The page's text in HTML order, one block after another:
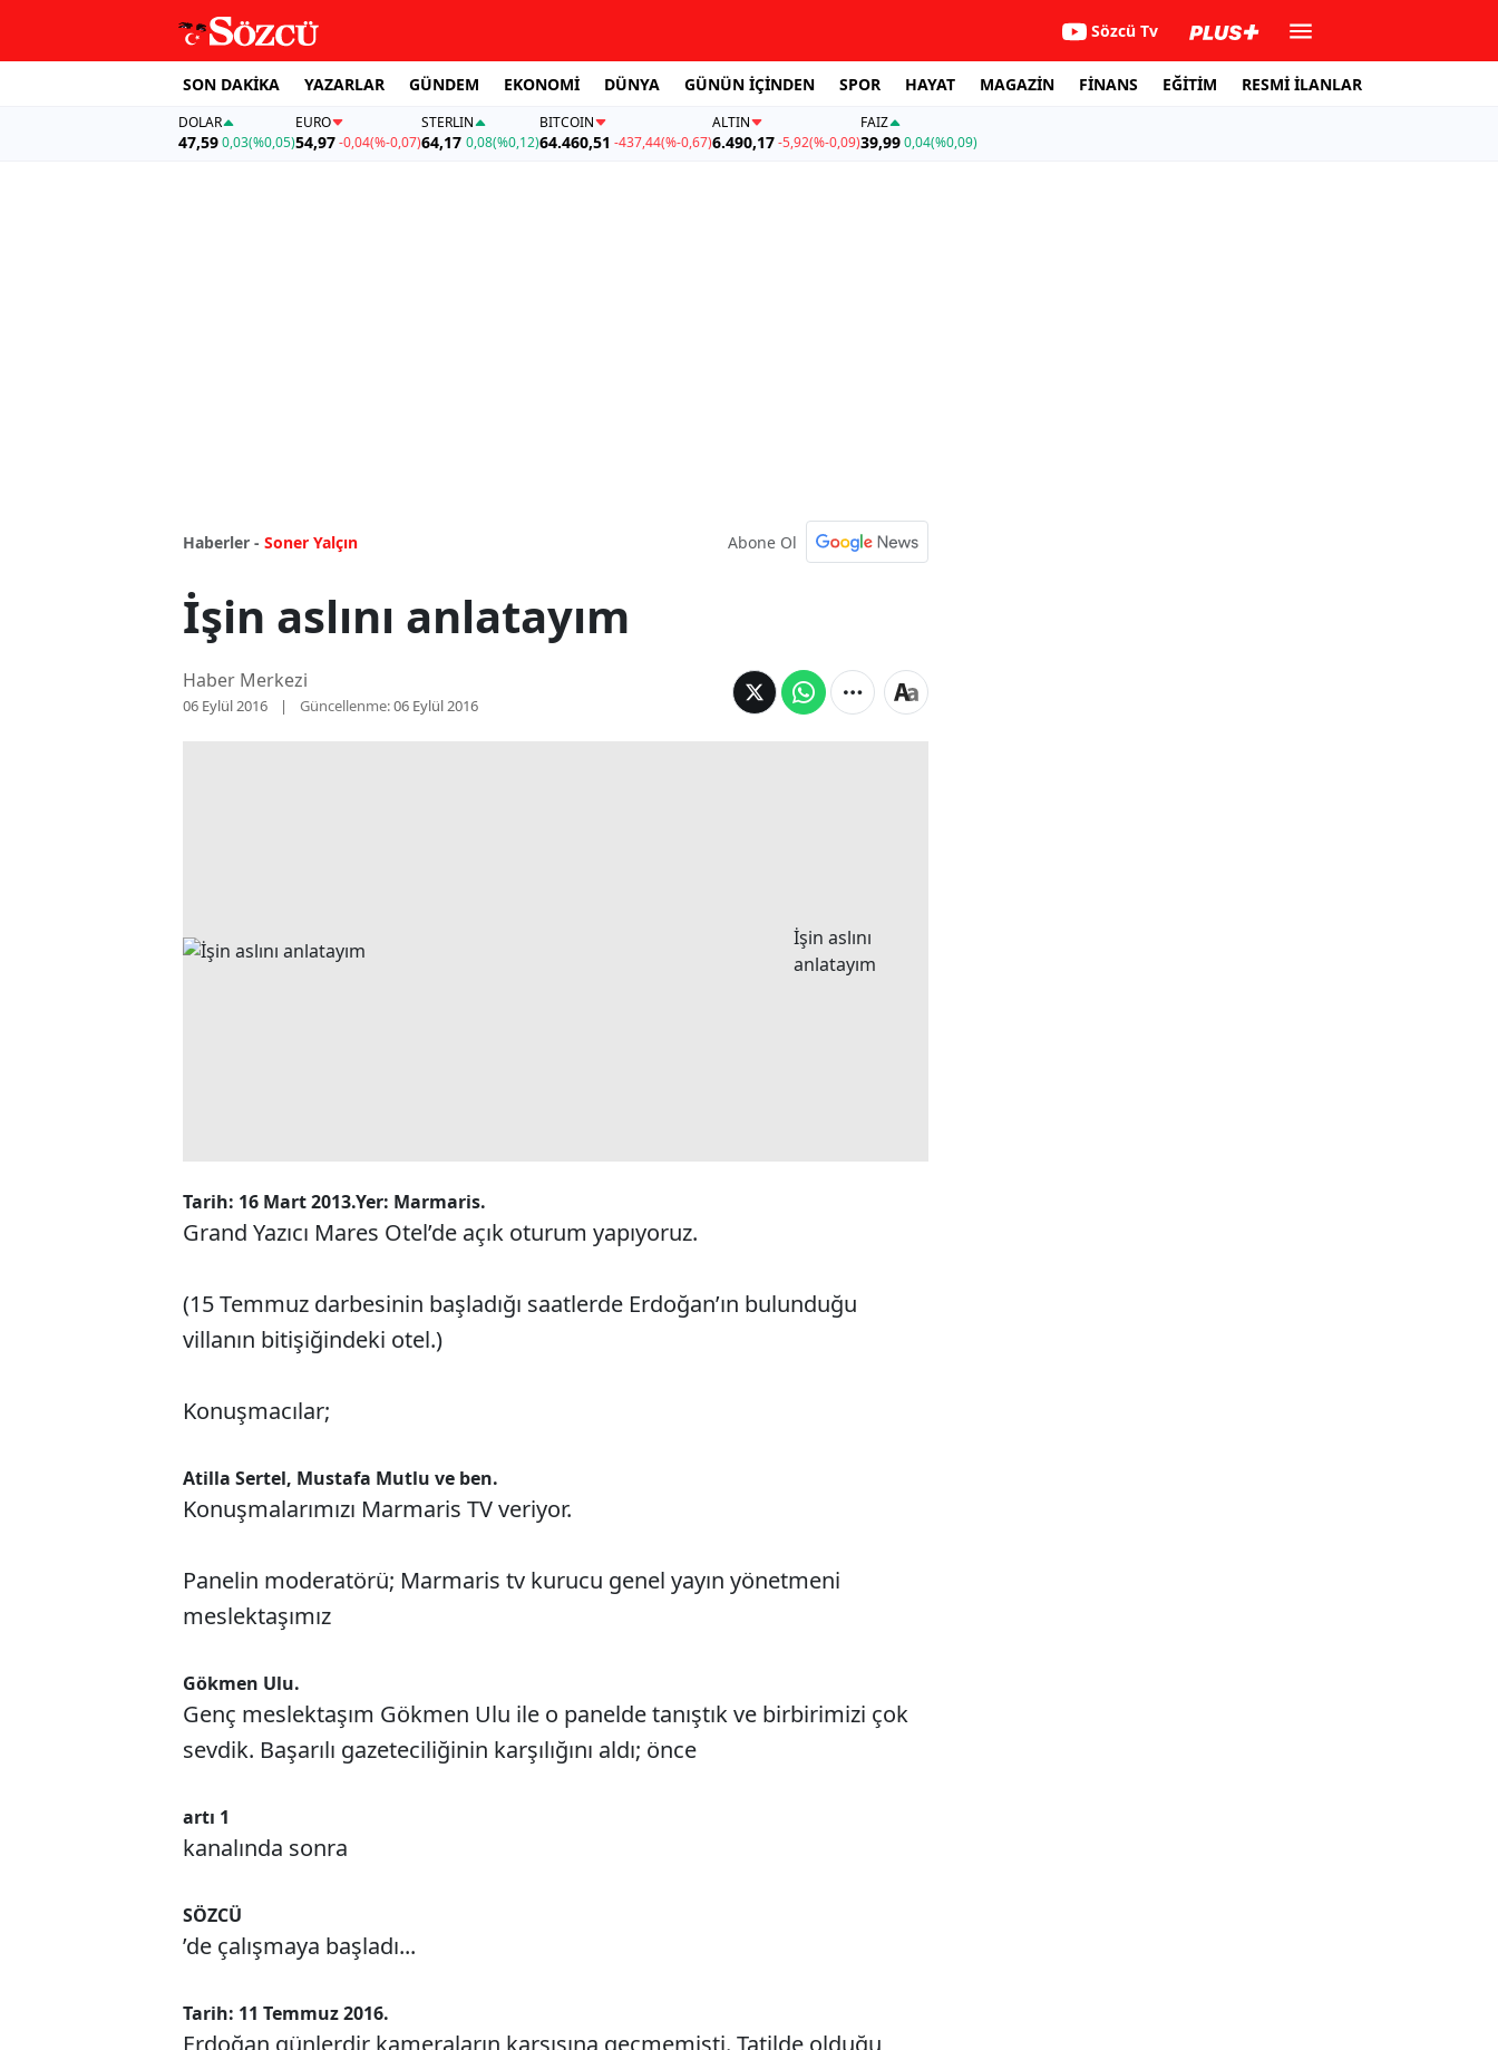
Sözcü Tv
SON DAKİKA YAZARLAR GÜNDEM EKONOMİ DÜNYA GÜNÜN İÇİNDEN SPOR HAYAT MAGAZİN FİNANS EĞİTİM RESMİ İLANLAR
DOLAR
47,590,03(%0,05)
EURO
54,97 -0,04(%-0,07)
STERLIN
64,17 0,08(%0,12)
BITCOIN
64.460,51 -437,44(%-0,67)
ALTIN
6.490,17-5,92(%-0,09)
FAİZ
39,990,04(%0,09)
Haberler - Soner Yalçın Abone Ol
İşin aslını anlatayım
Haber Merkezi
06 Eylül 2016 Güncellenme:06 Eylül 2016
İşin aslını
anlatayım
Tarih: 16 Mart 2013.Yer: Marmaris.
Grand Yazıcı Mares Otel’de açık oturum yapıyoruz.
(15 Temmuz darbesinin başladığı saatlerde Erdoğan’ın bulunduğu
villanın bitişiğindeki otel.)
Konuşmacılar;
Atilla Sertel, Mustafa Mutlu ve ben.
Konuşmalarımızı Marmaris TV veriyor.
Panelin moderatörü; Marmaris tv kurucu genel yayın yönetmeni
meslektaşımız
Gökmen Ulu.
Genç meslektaşım Gökmen Ulu ile o panelde tanıştık ve birbirimizi çok
sevdik. Başarılı gazeteciliğinin karşılığını aldı; önce
artı 1
kanalında sonra
SÖZCÜ
’de çalışmaya başladı...
Tarih: 11 Temmuz 2016.
Erdoğan günlerdir kameraların karşısına geçmemişti. Tatilde olduğu